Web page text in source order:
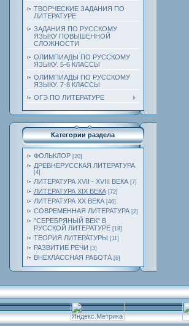
ТВОРЧЕСКИЕ ЗАДАНИЯ ПО
ЛИТЕРАТУРЕ
ЗАДАНИЯ ПО РУССКОМУ
ЯЗЫКУ ПОВЫШЕННОЙ
СЛОЖНОСТИ
ОЛИМПИАДЫ ПО РУССКОМУ
ЯЗЫКУ. 5-6 КЛАССЫ
ОЛИМПИАДЫ ПО РУССКОМУ
ЯЗЫКУ. 7-8 КЛАССЫ
ОГЭ ПО ЛИТЕРАТУРЕ
Категории раздела
ФОЛЬКЛОР [20]
ДРЕВНЕРУССКАЯ ЛИТЕРАТУРА
[4]
ЛИТЕРАТУРА XVII - XVIII ВЕКА [7]
ЛИТЕРАТУРА ХIХ ВЕКА [72]
ЛИТЕРАТУРА ХХ ВЕКА [46]
СОВРЕМЕННАЯ ЛИТЕРАТУРА [2]
"СЕРЕБРЯНЫЙ ВЕК" В
РУССКОЙ ЛИТЕРАТУРЕ [18]
ТЕОРИЯ ЛИТЕРАТУРЫ [11]
РАЗВИТИЕ РЕЧИ [3]
ВНЕКЛАССНАЯ РАБОТА [6]